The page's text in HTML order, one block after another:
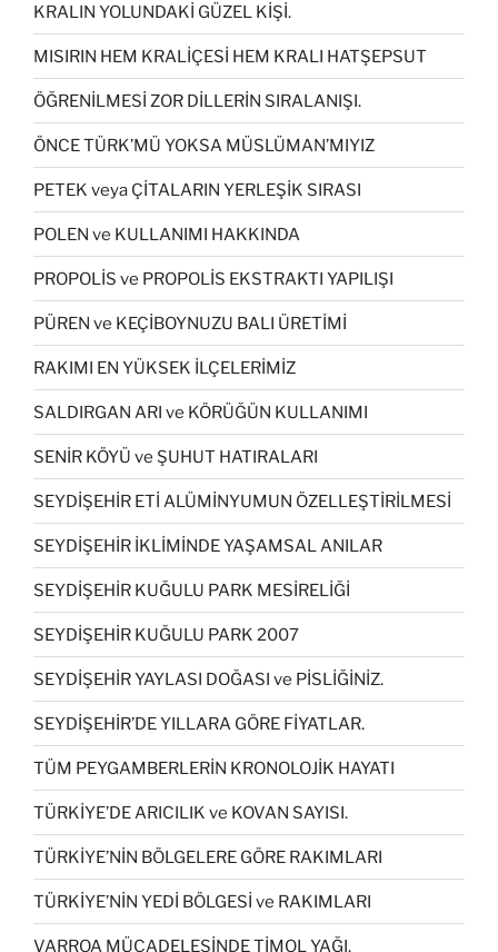
KRALIN YOLUNDAKİ GÜZEL KİŞİ.
MISIRIN HEM KRALİÇESİ HEM KRALI HATŞEPSUT
ÖĞRENİLMESİ ZOR DİLLERİN SIRALANIŞI.
ÖNCE TÜRK’MÜ YOKSA MÜSLÜMAN’MIYIZ
PETEK veya ÇİTALARIN YERLEŞİK SIRASI
POLEN ve KULLANIMI HAKKINDA
PROPOLİS ve PROPOLİS EKSTRAKTI YAPILIŞI
PÜREN ve KEÇİBOYNUZU BALI ÜRETİMİ
RAKIMI EN YÜKSEK İLÇELERİMİZ
SALDIRGAN ARI ve KÖRÜĞÜN KULLANIMI
SENİR KÖYÜ ve ŞUHUT HATIRALARI
SEYDİŞEHİR ETİ ALÜMİNYUMUN ÖZELLEŞTİRİLMESİ
SEYDİŞEHİR İKLİMİNDE YAŞAMSAL ANILAR
SEYDİŞEHİR KUĞULU PARK MESİRELİĞİ
SEYDİŞEHİR KUĞULU PARK 2007
SEYDİŞEHİR YAYLASI DOĞASI ve PİSLİĞİNİZ.
SEYDİŞEHİR’DE YILLARA GÖRE FİYATLAR.
TÜM PEYGAMBERLERİN KRONOLOJİK HAYATI
TÜRKİYE’DE ARICILIK ve KOVAN SAYISI.
TÜRKİYE’NİN BÖLGELERE GÖRE RAKIMLARI
TÜRKİYE’NİN YEDİ BÖLGESİ ve RAKIMLARI
VARROA MÜCADELESİNDE TİMOL YAĞI.